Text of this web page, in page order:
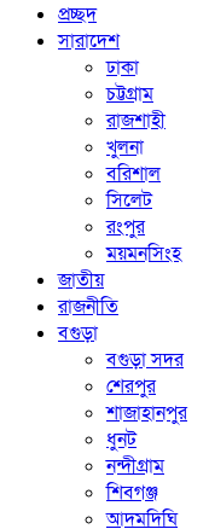
প্রচ্ছদ
সারাদেশ
ঢাকা
চট্টগ্রাম
রাজশাহী
খুলনা
বরিশাল
সিলেট
রংপুর
ময়মনসিংহ
জাতীয়
রাজনীতি
বগুড়া
বগুড়া সদর
শেরপুর
শাজাহানপুর
ধুনট
নন্দীগ্রাম
শিবগঞ্জ
আদমদিঘি